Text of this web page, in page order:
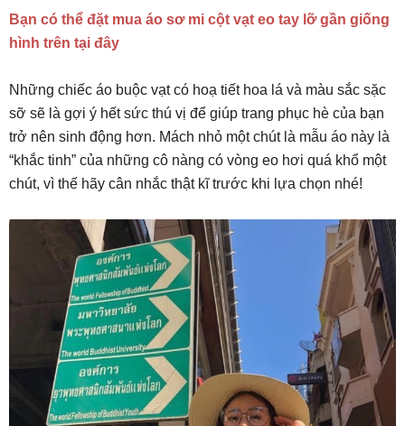
Bạn có thể đặt mua áo sơ mi cột vạt eo tay lỡ gần giống
hình trên tại đây
Những chiếc áo buộc vạt có hoạ tiết hoa lá và màu sắc sặc
sỡ sẽ là gợi ý hết sức thú vị để giúp trang phục hè của bạn
trở nên sinh động hơn. Mách nhỏ một chút là mẫu áo này là
“khắc tinh” của những cô nàng có vòng eo hơi quá khổ một
chút, vì thế hãy cân nhắc thật kĩ trước khi lựa chọn nhé!